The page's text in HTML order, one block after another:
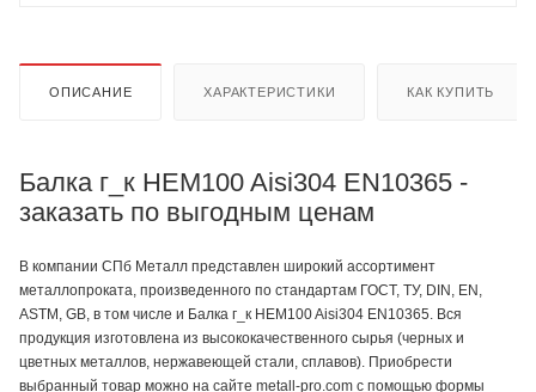
ОПИСАНИЕ ХАРАКТЕРИСТИКИ КАК КУПИТЬ
Балка г_к HEM100 Aisi304 EN10365 -
заказать по выгодным ценам
В компании СПб Металл представлен широкий ассортимент
металлопроката, произведенного по стандартам ГОСТ, ТУ, DIN, EN,
ASTM, GB, в том числе и Балка г_к HEM100 Aisi304 EN10365. Вся
продукция изготовлена из высококачественного сырья (черных и
цветных металлов, нержавеющей стали, сплавов). Приобрести
выбранный товар можно на сайте metall-pro.com с помощью формы